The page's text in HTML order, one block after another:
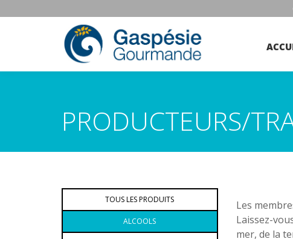
PRODUCTEURS/
TOUS LES PRODUITS
ALCOOLS
Les
Laissez-
mer, de la